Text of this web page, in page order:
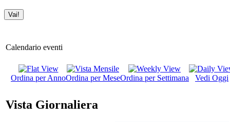
Calendario eventi
Ordina per AnnoOrdina per MeseOrdina per Settimana Vedi Oggi
Vista Giornaliera